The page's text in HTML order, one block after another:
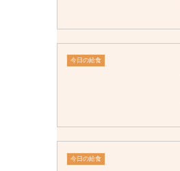
今日の給食
今日の給食